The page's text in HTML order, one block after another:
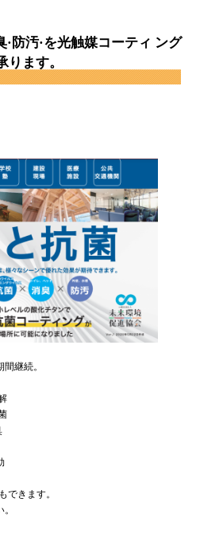
·防汚·を光触媒コーティ ング
ります。
継続。
できます。